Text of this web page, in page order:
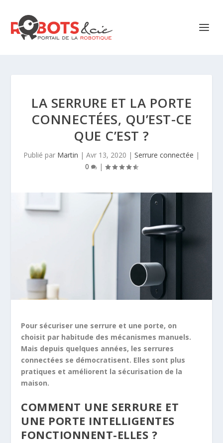
LA SERRURE ET LA PORTE
CONNECTÉES, QU’EST-CE
QUE C’EST ?
Publié par Martin | Avr 13, 2020 | Serrure connectée |
0
|
Pour sécuriser une serrure et une porte, on
choisit par habitude des mécanismes manuels.
Mais depuis quelques années, les serrures
connectées se démocratisent. Elles sont plus
pratiques et améliorent la sécurisation de la
maison.
COMMENT UNE SERRURE ET
UNE PORTE INTELLIGENTES
FONCTIONNENT-ELLES ?